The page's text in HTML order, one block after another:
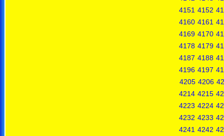
4151 4152
4160 4161
4169 4170
4178 4179
4187 4188
4196 4197
4205 4206
4214 4215
4223 4224
4232 4233
4241 4242